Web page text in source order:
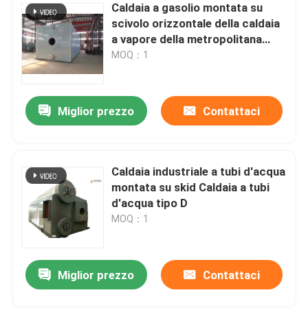
Caldaia a gasolio montata su
scivolo orizzontale della caldaia
a vapore della metropolitana
dell'acqua dello SpA
MOQ：1
Miglior prezzo Contattaci
Caldaia industriale a tubi d'acqua
montata su skid Caldaia a tubi
d'acqua tipo D
MOQ：1
Miglior prezzo Contattaci